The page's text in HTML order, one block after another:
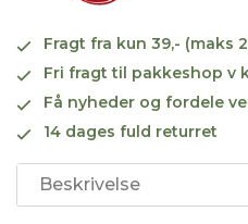
Fragt fra kun 39,- (maks
Fri fragt til pakkeshop v
Få nyheder og fordele
14 dages fuld returret
Beskrivelse